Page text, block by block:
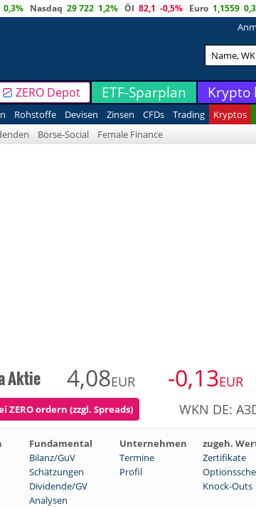
0,3% Nasdaq 29 722 1,2% Öl 82,1 -0,5% Euro 1,1559
ZERO Depot ETF-Sparplan Krypto
Rohstoffe Devisen Zinsen CFDs Trading Kryptos
Börse-Social Female Finance
Aktie 4,08EUR -0,13EUR
ordern (zzgl. Spreads) WKN DE:
Fundamental Unternehmen zugeh.
Bilanz/GuV Termine Zertifikate
Schätzungen Profil
Dividende/GV
Knock-Outs
Analysen